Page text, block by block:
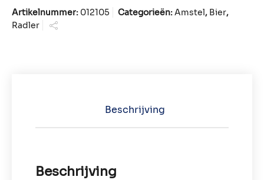
Artikelnummer: 012105 Categorieën:Amstel, Bier,
Radler
Beschrijving
Beschrijving